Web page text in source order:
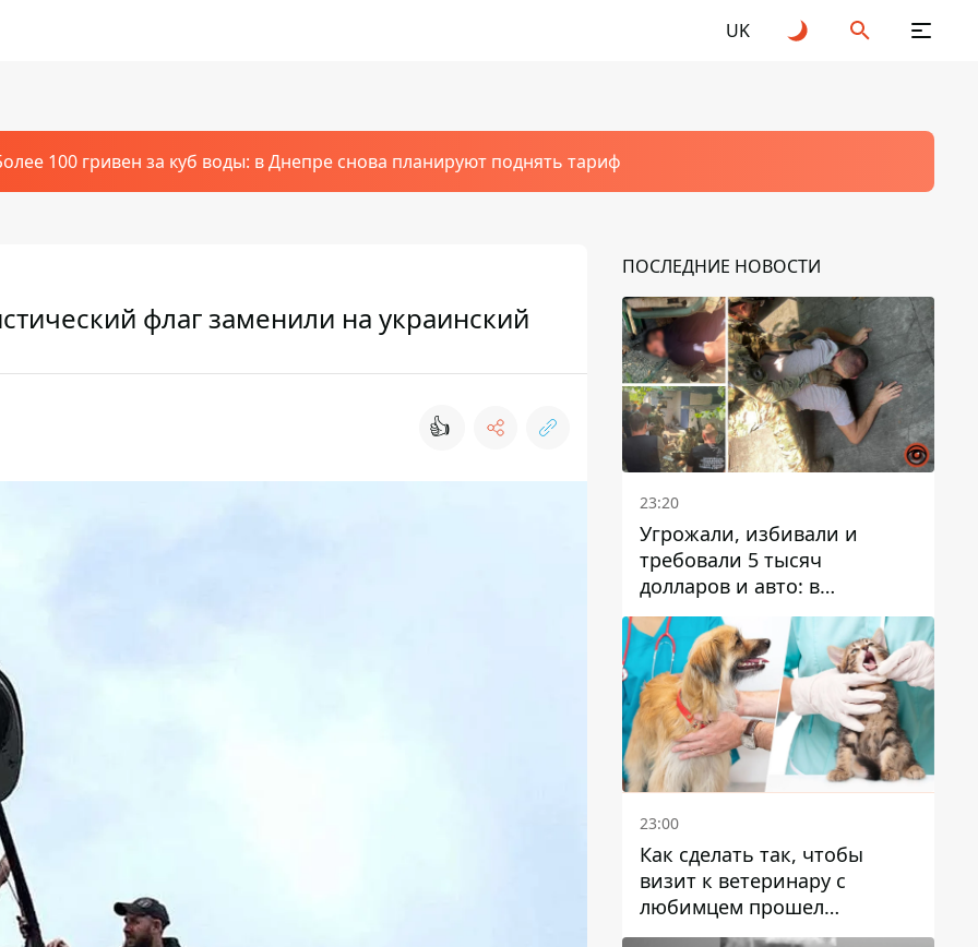
UK
100 гривен за куб воды: в Днепре снова планируют поднять тариф
флаг заменили на украинский
👍
ПОСЛЕДНИЕ НОВОСТИ
23:20
Угрожали, избивали и
требовали 5 тысяч
долларов и авто: в
Павлограде задержали двух
мужчин
23:00
Как сделать так, чтобы
визит к ветеринару с
любимцем прошел
спокойно: простые советы